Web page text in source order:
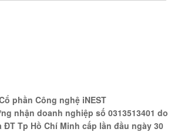
phần Công nghệ iNEST
nhận doanh nghiệp số 0313513401 do
ĐT Tp Hồ Chí Minh cấp lần đầu ngày 30